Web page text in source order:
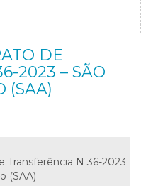
DE
2023 – SÃO
(SAA)
Transferência N 36-2023
(SAA)